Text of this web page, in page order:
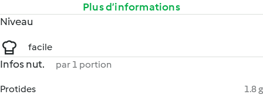
Plus d’informations
Niveau
facile
Infos nut. par 1 portion
Protides
1.8 g